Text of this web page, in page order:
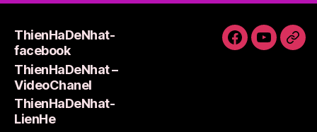
ThienHaDeNhat-
facebook
ThienHaDeNhat –
VideoChanel
ThienHaDeNhat-
LienHe